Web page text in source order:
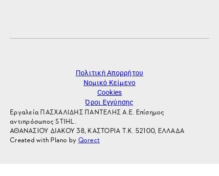
Πολιτική Απορρήτου
Νομικό Κείμενο
Cookies
Όροι Εγγύησης
Εργαλεία ΠΑΣΧΑΛΙΔΗΣ ΠΑΝΤΕΛΗΣ Α.Ε. Επίσημος
αντιπρόσωπος STIHL.
ΑΘΑΝΑΣΙΟΥ ΔΙΑΚΟΥ 38, ΚΑΣΤΟΡΙΑ Τ.Κ. 52100, ΕΛΛΑΔΑ
Created with Plano by Qorect